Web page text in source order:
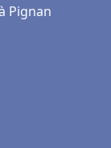
Pignan